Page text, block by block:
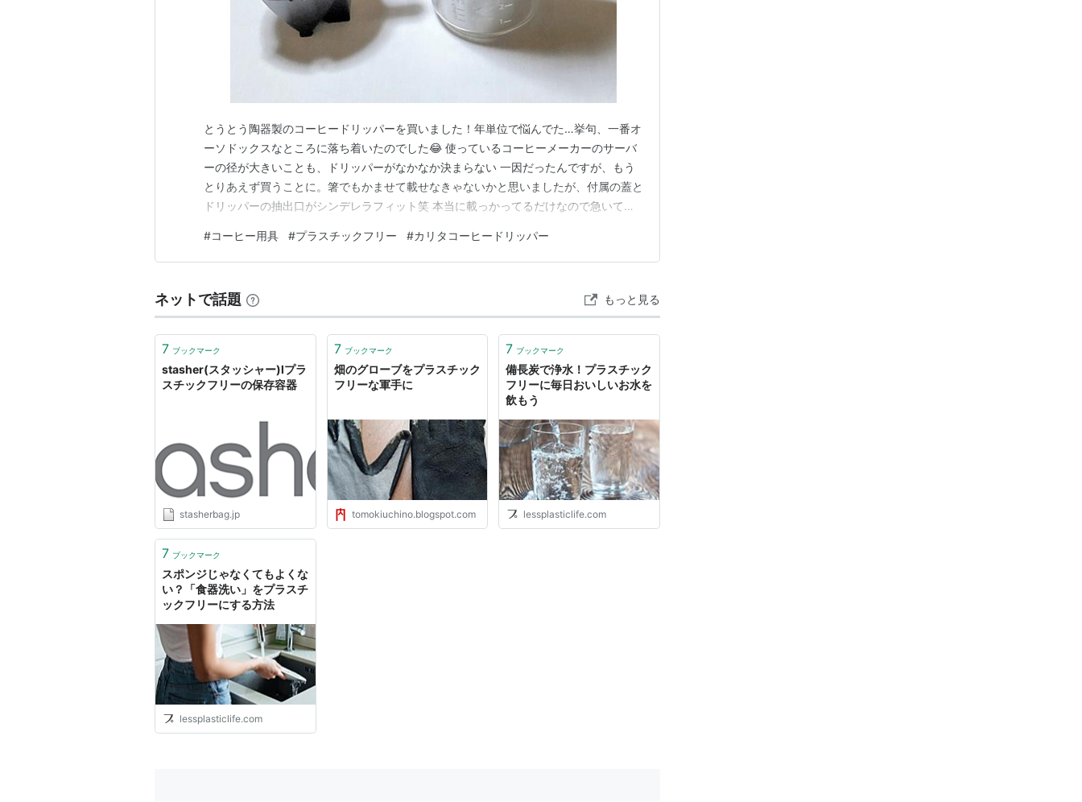
とうとう陶器製のコーヒードリッパーを買いました！年単位で悩んでた…挙句、一番オ
ーソドックスなところに落ち着いたのでした😂 使っているコーヒーメーカーのサーバ
ーの径が大きいことも、ドリッパーがなかなか決まらない 一因だったんですが、もう
とりあえず買うことに。箸でもかませて載せなきゃないかと思いましたが、付属の蓋と
ドリッパーの抽出口がシンデレラフィット笑 本当に載っかってるだけなので急いてい
の古いサーバーと立て続けに割らしてます) 色違いと言えば、このロト102、ブラウン
は白の倍の値段でした😧 でもイギリスのど定番のでっ…
#コーヒー用具 #プラスチックフリー #カリタコーヒードリッパー
ネットで話題 もっと見る
7 ブックマーク
stasher(スタッシャー)lプラ
スチックフリーの保存容器
stasherbag.jp
7 ブックマーク
畑のグローブをプラスチック
フリーな軍手に
tomokiuchino.blogspot.com
7 ブックマーク
備長炭で浄水！プラスチック
フリーに毎日おいしいお水を
飲もう
lessplasticlife.com
7 ブックマーク
スポンジじゃなくてもよくな
い？「食器洗い」をプラスチ
ックフリーにする方法
lessplasticlife.com